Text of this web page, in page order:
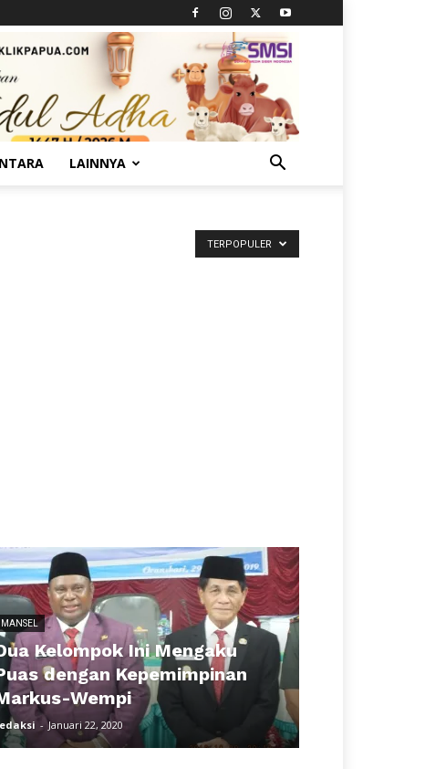
LAINNYA
TERPOPULER
MANSEL
Kelompok Ini Mengaku
dengan Kepemimpinan
Wempi
- Januari 22, 2020